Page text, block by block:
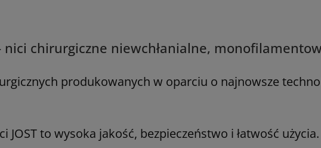
nici chirurgiczne niewchłanialne,
produkowanych w oparciu o najnowsze
JOST to wysoka jakość, bezpieczeństwo i łatwość użycia.